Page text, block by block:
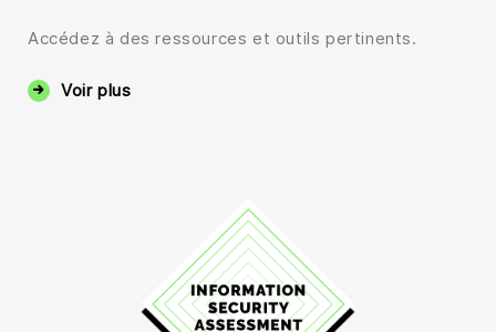
Accédez à des ressources et outils pertinents.
Voir plus